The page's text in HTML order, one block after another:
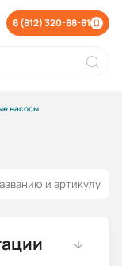
8 (812) 320-88-81
насосы